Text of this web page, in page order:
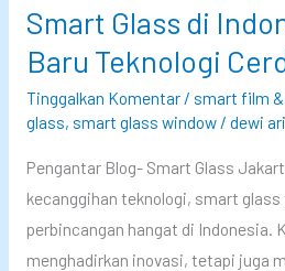
i
v
a
s
i
d
a
n
u
P
r
o
d
u
k
P
Smart Glass di
Baru Teknologi
Tinggalkan Komentar / smart film
glass, smart glass window/ dewi
Pengantar Blog- Smart Glass
kecanggihan teknologi, smart
perbincangan hangat di Indonesia.
menghadirkan inovasi, tetapi juga